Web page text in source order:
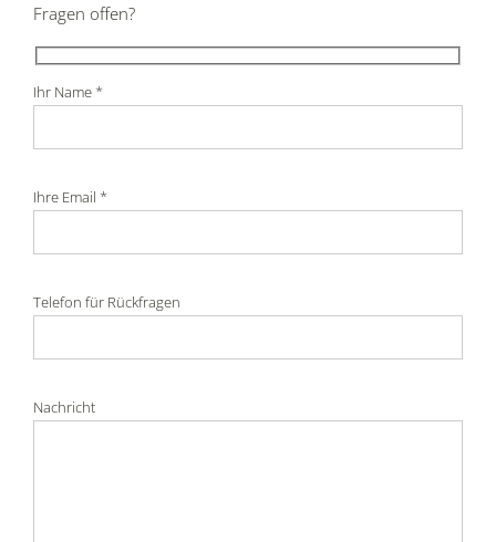
Fragen offen?
Ihr Name *
Ihre Email *
Telefon für Rückfragen
Nachricht